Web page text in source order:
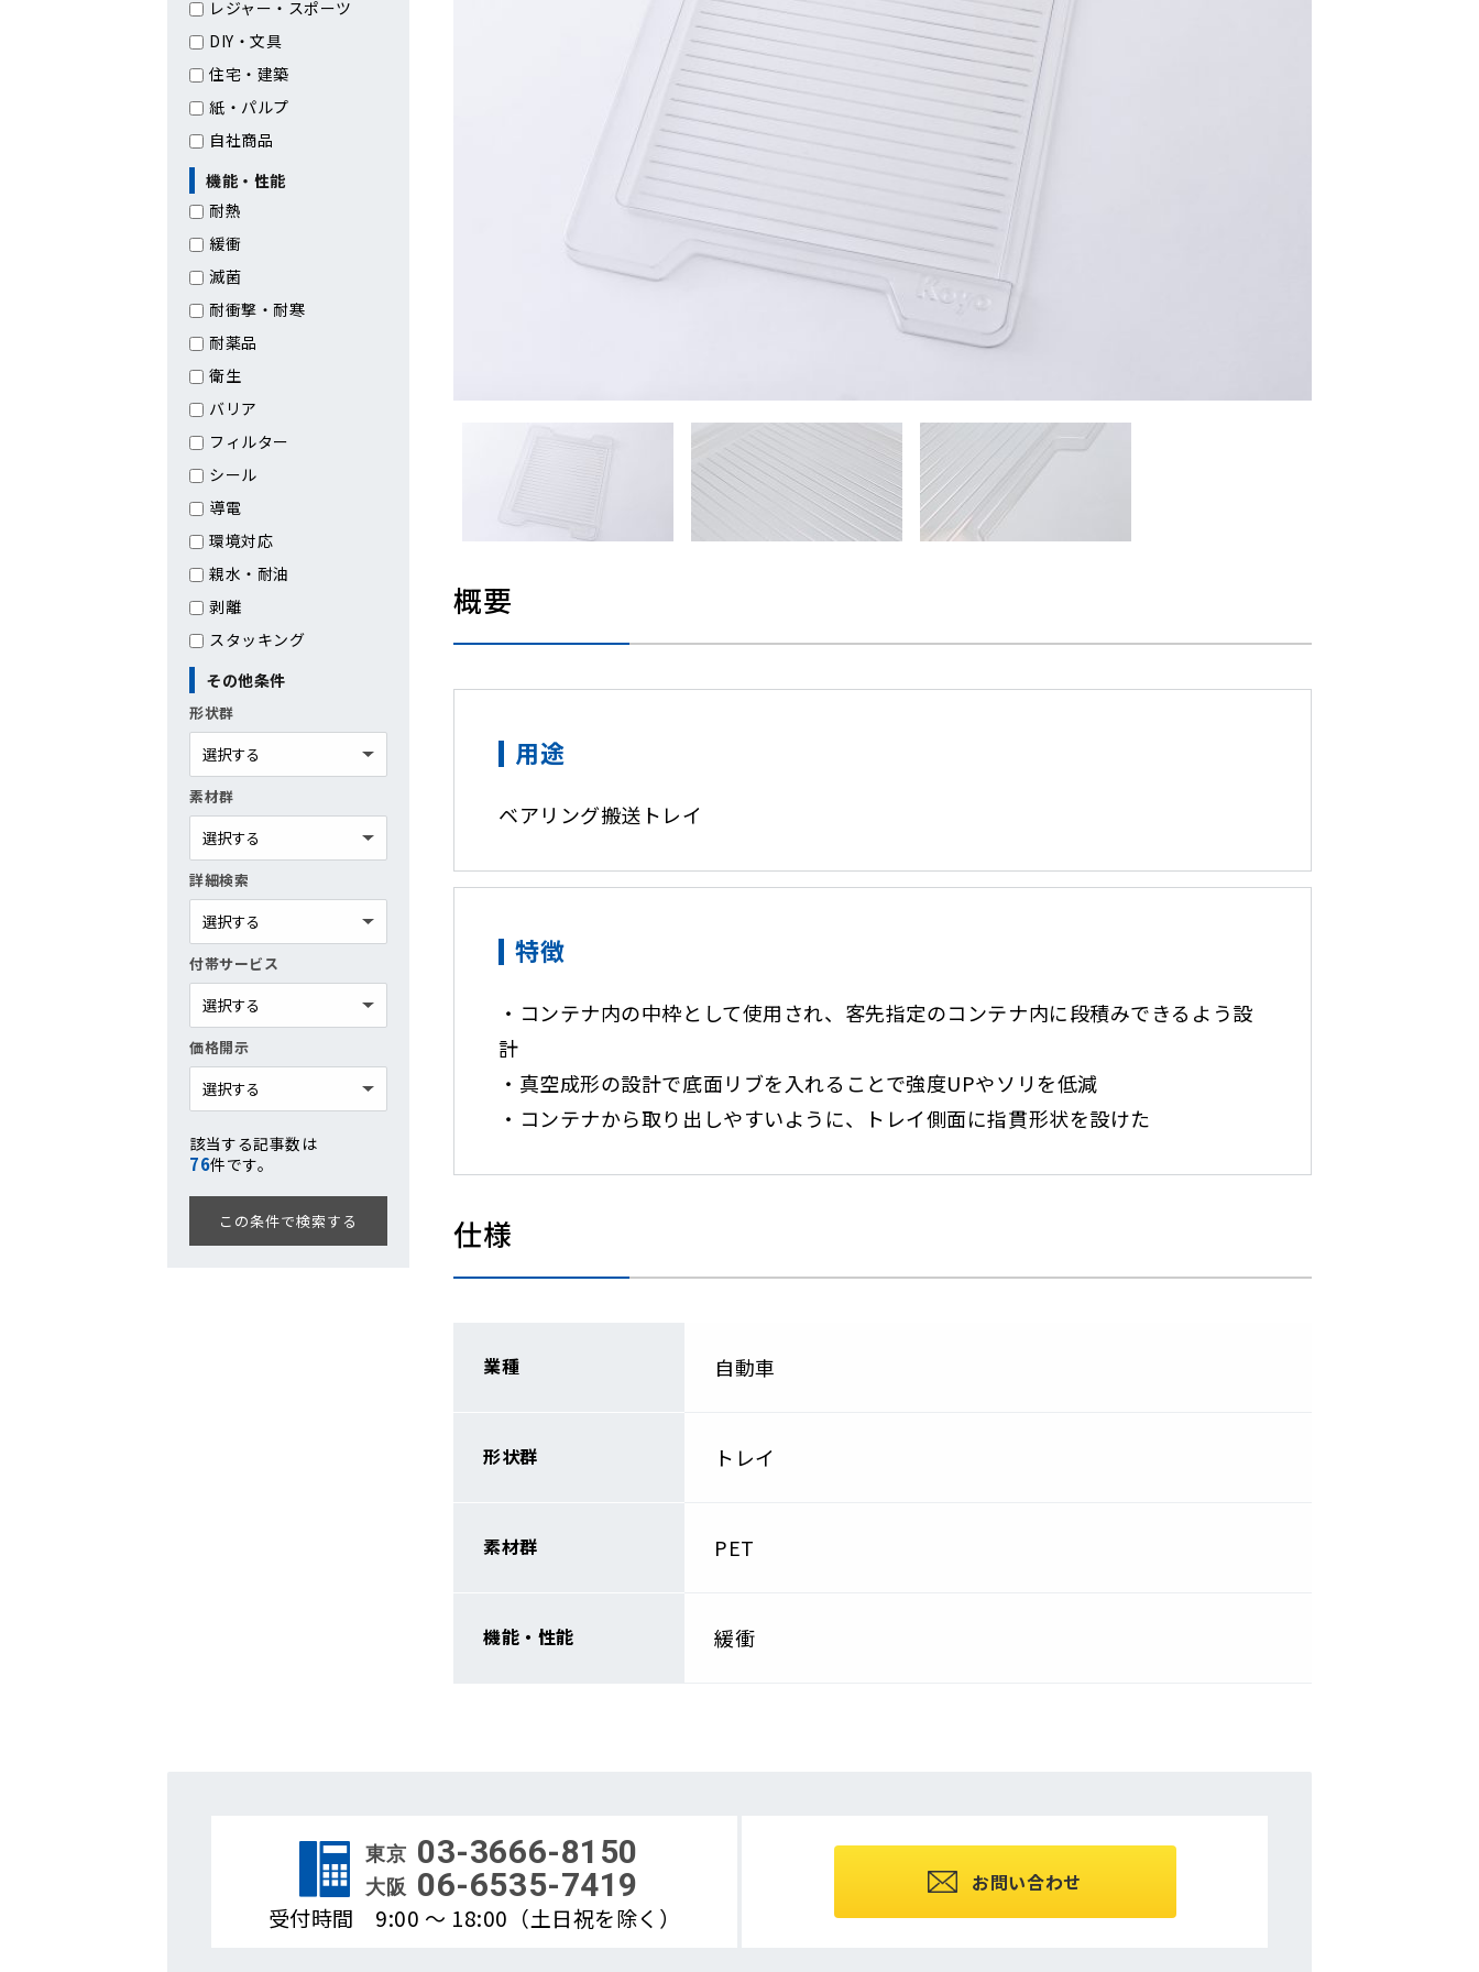
レジャー・スポーツ
DIY・文具
住宅・建築
紙・パルプ
自社商品
機能・性能
耐熱
緩衝
滅菌
耐衝撃・耐寒
耐薬品
衛生
バリア
フィルター
シール
導電
環境対応
親水・耐油
剥離
スタッキング
その他条件
形状群
素材群
詳細検索
付帯サービス
価格開示
該当する記事数は
76件です。
概要
用途
ベアリング搬送トレイ
特徴
・コンテナ内の中枠として使用され、客先指定のコンテナ内に段積みできるよう設
計
・真空成形の設計で底面リブを入れることで強度UPやソリを低減
・コンテナから取り出しやすいように、トレイ側面に指貫形状を設けた
仕様
業種 自動車
形状群 トレイ
素材群 PET
機能・性能 緩衝
東京 03-3666-8150
大阪 06-6535-7419
受付時間 9:00 ～ 18:00（土日祝を除く）
お問い合わせ